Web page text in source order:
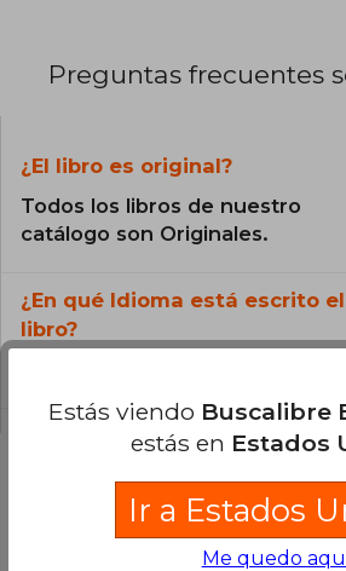
Preguntas frecuentes
¿El libro es original?
Todos los libros de nuestro
catálogo son Originales.
¿En qué Idioma está escrito el
libro?
Preguntas y respuestas
Estás viendo Buscalibre
estás en Estados
Ir a Estados
Me quedo